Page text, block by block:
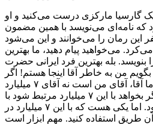
گارسیا مارکزی درست می‌کنید و او
که نامه‌ای می‌نویسد با همین مضمون
۱۰۰ میلیون نفر این رمان را می‌خوانند و این می‌شود
می‌خواهید پیام دهید، ما بهترین
بنویسد. بله بهترین فرد ایرانی حضرت
بگویم من به خاطر آقا اینجا هستم! اگر
نبودند که من برمی‌گشتم اما آقا، آقای من است نه آقای ۷ میلیارد
نفر مردم جهان. خب آقا اگر بخواهد با این ۷ میلیارد مرتبط شود با
یک نامه شخصی که نمی‌شود. اما یکی هست که با این ۷ میلیارد در